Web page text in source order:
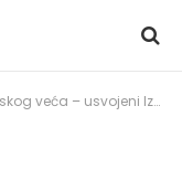
o radu javnih ustanova za 2025. godinu